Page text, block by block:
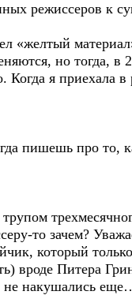
режиссеров к
«желтый
но тогда,
я приехала
пишешь про то,
то зачем?
который
вроде Питера
не накушались